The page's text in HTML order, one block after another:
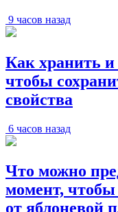
9 часов назад
Как хранить и
чтобы
свойства
6 часов назад
Что можно
момент, чтобы
от яблоневой